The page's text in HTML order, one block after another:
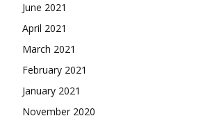
June 2021
April 2021
March 2021
February 2021
January 2021
November 2020